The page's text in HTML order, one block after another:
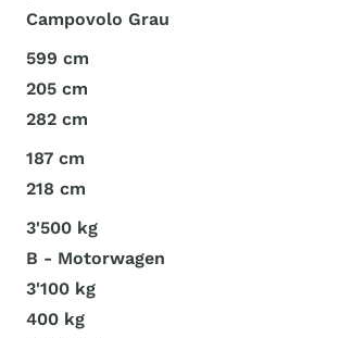
Campovolo Grau
599 cm
205 cm
282 cm
187 cm
218 cm
3'500 kg
B - Motorwagen
3'100 kg
400 kg